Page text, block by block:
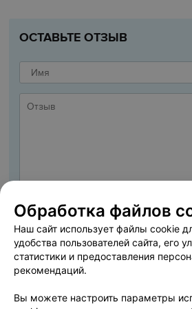
ОСТАВЬТЕ ОТЗЫВ
ДОБАВИТЬ ОТЗЫВ
Я даюСогласие на обработку
Обработка файлов
Наш сайт использует файлы cookie
удобства пользователей сайта, его
статистики и предоставления
рекомендаций.
Вы можете настроить параметры